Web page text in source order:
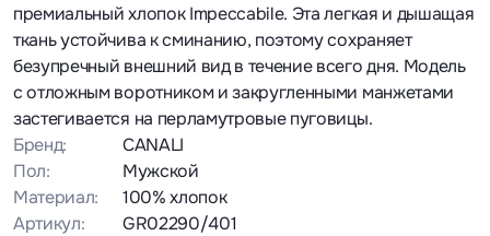
премиальный хлопок Impeccabile. Эта легкая и дышащая
ткань устойчива к сминанию, поэтому сохраняет
безупречный внешний вид в течение всего дня. Модель
с отложным воротником и закругленными манжетами
застегивается на перламутровые пуговицы.
Бренд:
CANALI
Пол:
Мужской
Материал:
100% хлопок
Артикул:
GR02290/401